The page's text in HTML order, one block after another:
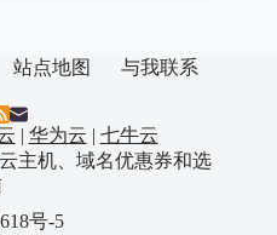
站点地图 与我联系
| 华为云 | 七牛云
主机、域名优惠券和选
号-5